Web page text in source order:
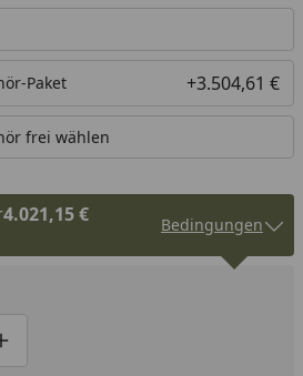
Paket +3.504,61 €
frei wählen
4.021,15 €
Bedingungen
eins verringern
manuell eingeben
Produktmenge um eins erhöhen